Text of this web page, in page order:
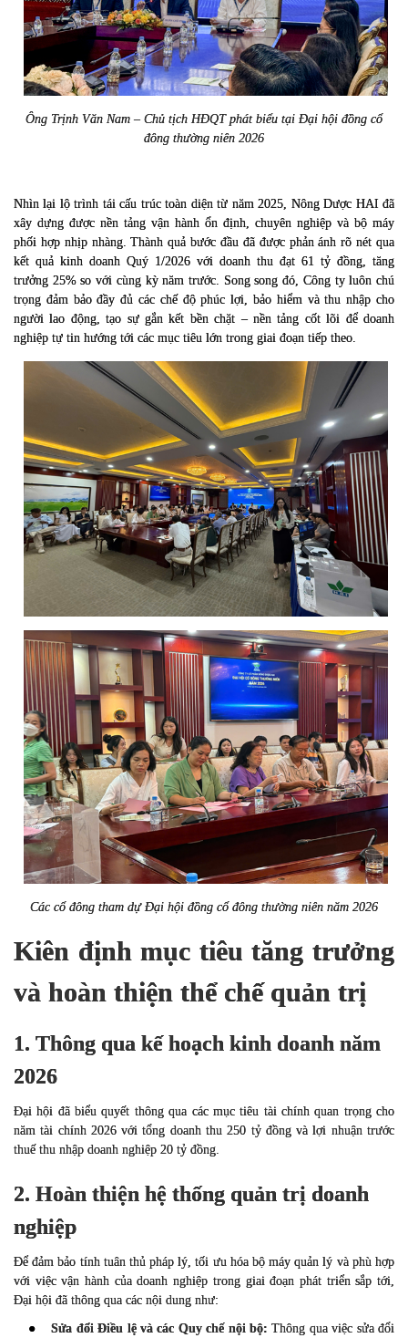
Ông Trịnh Văn Nam – Chủ tịch HĐQT phát biểu tại Đại hội đồng cổ
đông thường niên 2026
Nhìn lại lộ trình tái cấu trúc toàn diện từ năm 2025, Nông Dược HAI đã
xây dựng được nền tảng vận hành ổn định, chuyên nghiệp và bộ máy
phối hợp nhịp nhàng. Thành quả bước đầu đã được phản ánh rõ nét qua
kết quả kinh doanh Quý 1/2026 với doanh thu đạt 61 tỷ đồng, tăng
trưởng 25% so với cùng kỳ năm trước. Song song đó, Công ty luôn chú
trọng đảm bảo đầy đủ các chế độ phúc lợi, bảo hiểm và thu nhập cho
người lao động, tạo sự gắn kết bền chặt – nền tảng cốt lõi để doanh
nghiệp tự tin hướng tới các mục tiêu lớn trong giai đoạn tiếp theo.
Các cổ đông tham dự Đại hội đồng cổ đông thường niên năm 2026
Kiên định mục tiêu tăng trưởng
và hoàn thiện thể chế quản trị
1. Thông qua kế hoạch kinh doanh năm
2026
Đại hội đã biểu quyết thông qua các mục tiêu tài chính quan trọng cho
năm tài chính 2026 với tổng doanh thu 250 tỷ đồng và lợi nhuận trước
thuế thu nhập doanh nghiệp 20 tỷ đồng.
2. Hoàn thiện hệ thống quản trị doanh
nghiệp
Để đảm bảo tính tuân thủ pháp lý, tối ưu hóa bộ máy quản lý và phù hợp
với việc vận hành của doanh nghiệp trong giai đoạn phát triển sắp tới,
Đại hội đã thông qua các nội dung như:
● Sửa đổi Điều lệ và các Quy chế nội bộ: Thông qua việc sửa đổi